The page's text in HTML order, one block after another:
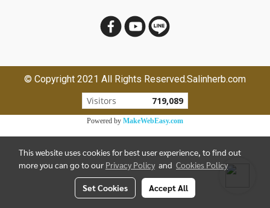
© Copyright 2021 All Rights Reserved.Salinherb.com
Visitors
719,089
Powered by MakeWebEasy.com
This website uses cookies for best user experience, to find out
more you can go to our Privacy Policy and Cookies Policy
Set Cookies Accept All